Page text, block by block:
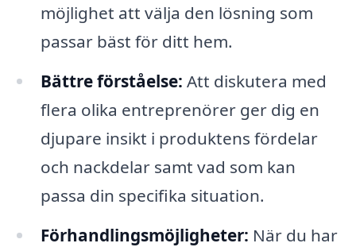
möjlighet att välja den lösning som
passar bäst för ditt hem.
Bättre förståelse: Att diskutera med
flera olika entreprenörer ger dig en
djupare insikt i produktens fördelar
och nackdelar samt vad som kan
passa din specifika situation.
Förhandlingsmöjligheter: När du har